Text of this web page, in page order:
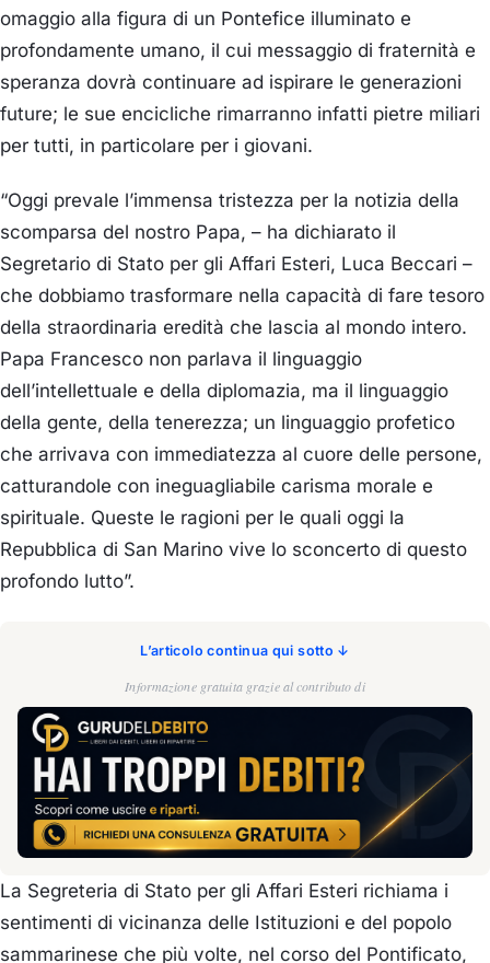
omaggio alla figura di un Pontefice illuminato e
profondamente umano, il cui messaggio di fraternità e
speranza dovrà continuare ad ispirare le generazioni
future; le sue encicliche rimarranno infatti pietre miliari
per tutti, in particolare per i giovani.
“Oggi prevale l’immensa tristezza per la notizia della
scomparsa del nostro Papa, – ha dichiarato il
Segretario di Stato per gli Affari Esteri, Luca Beccari –
che dobbiamo trasformare nella capacità di fare tesoro
della straordinaria eredità che lascia al mondo intero.
Papa Francesco non parlava il linguaggio
dell’intellettuale e della diplomazia, ma il linguaggio
della gente, della tenerezza; un linguaggio profetico
che arrivava con immediatezza al cuore delle persone,
catturandole con ineguagliabile carisma morale e
spirituale. Queste le ragioni per le quali oggi la
Repubblica di San Marino vive lo sconcerto di questo
profondo lutto”.
L’articolo continua qui sotto ↓
Informazione gratuita grazie al contributo di
La Segreteria di Stato per gli Affari Esteri richiama i
sentimenti di vicinanza delle Istituzioni e del popolo
sammarinese che più volte, nel corso del Pontificato,